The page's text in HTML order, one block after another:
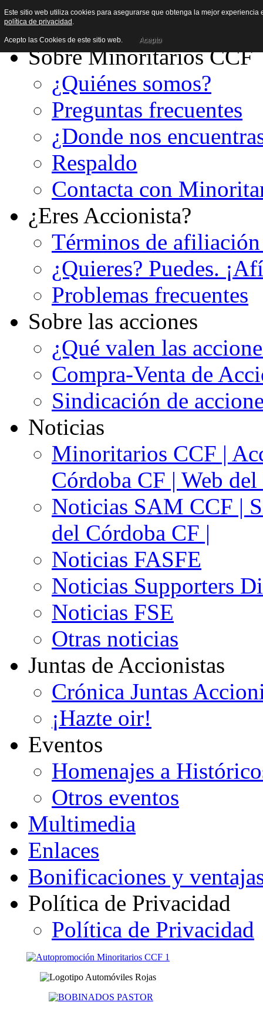
Sobre Minoritarios CCF
¿Quiénes somos?
Preguntas frecuentes
¿Donde nos
Respaldo
Contacta con
¿Eres Accionista?
Términos de
¿Quieres? Puedes.
Problemas frecuentes
Sobre las acciones
¿Qué valen las
Compra-Venta de
Sindicación de
Noticias
Minoritarios CCF |
Córdoba CF | Web
Noticias SAM CCF |
del Córdoba CF |
Noticias FASFE
Noticias Supporters
Noticias FSE
Otras noticias
Juntas de Accionistas
Crónica Juntas
¡Hazte oir!
Eventos
Homenajes a
Otros eventos
Multimedia
Enlaces
Bonificaciones y
Política de Privacidad
Política de Privacidad
Este sitio web utiliza cookies para asegurarse que obtenga la mejor
política de privacidad .
Acepto las Cookies de este sitio web. Acepto